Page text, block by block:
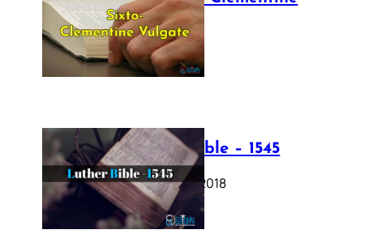
Vulgate
July 12, 2025
Luther Bible – 1545
October 17, 2018